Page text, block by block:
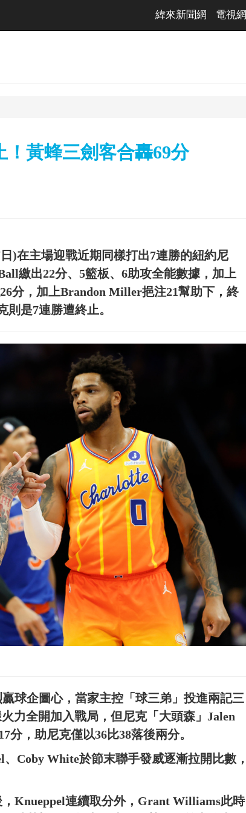
緯來新聞網 電視網
！黃蜂三劍客合轟69分
)在主場迎戰近期同樣打出7連勝的紐約尼
繳出22分、5籃板、6助攻全能數據，加上
分，加上Brandon Miller挹注21幫助下，終
則是7連勝遭終止。
球企圖心，當家主控「球三弟」投進兩記三
力全開加入戰局，但尼克「大頭森」Jalen
，助尼克僅以36比38落後兩分。
Coby White於節末聯手發威逐漸拉開比數，
Knueppel連續取分外，Grant Williams此時